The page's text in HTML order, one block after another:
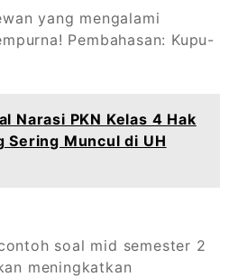
yang mengalami
Pembahasan: Kupu-
Narasi PKN Kelas 4 Hak
Sering Muncul di UH
soal mid semester 2
meningkatkan